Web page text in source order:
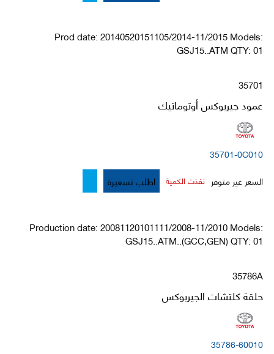
Prod date: 20140520151105/2014-11/2015 Models:
GSJ15..ATM QTY: 01
35701
عمود جيربوكس أوتوماتيك
35701-0C010
السعر غير متوفر نفذت الكمية اطلب تسعيرة
Production date: 20081120101111/2008-11/2010 Models:
GSJ15..ATM..(GCC,GEN) QTY: 01
35786A
حلقة كلتشات الجيربوكس
35786-60010